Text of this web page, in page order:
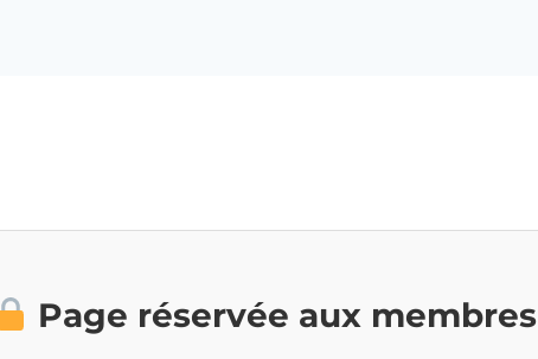
Page réservée aux membres